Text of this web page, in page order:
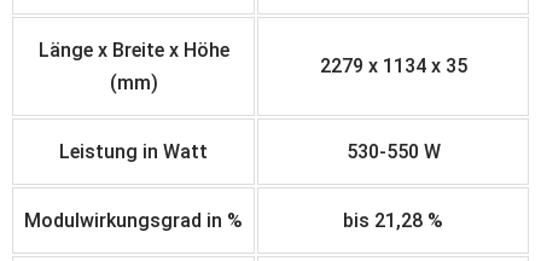
Länge x Breite x Höhe
(mm)
2279 x 1 1 34 x 35
Leistung in Watt 530-550 W
Modulwirkungsgrad in % bis 21,28 %